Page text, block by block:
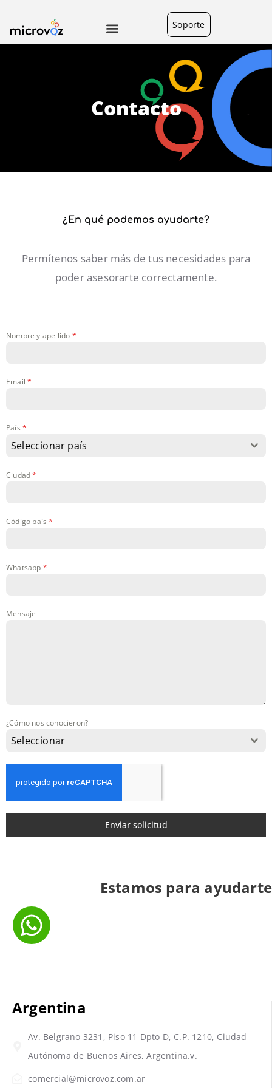
Soporte
Contacto
¿En qué podemos ayudarte?
Permítenos saber más de tus necesidades para
poder asesorarte correctamente.
Nombre y apellido *
Email*
País *
Seleccionar país
Ciudad*
Código país*
Whatsapp *
Mensaje
¿Cómo nos conocieron?
Seleccionar
Enviar solicitud
Estamos para ayudarte
Argentina
Av. Belgrano 3231, Piso 11 Dpto D, C.P. 1210, Ciudad
Autónoma de Buenos Aires, Argentina.v.
comercial@microvoz.com.ar